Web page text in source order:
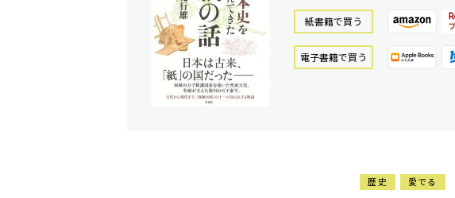
紙書籍で買う
電⼦書籍で買う
歴史 愛でる